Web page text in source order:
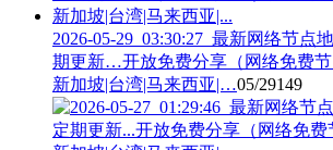
2026-05-29_03:30:27_最新网络节
期更新…开放免费分享（网络免费节
新加坡|台湾|马来西亚|…05/29149